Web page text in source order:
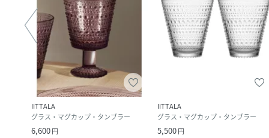
IITTALA
グラス・マグカップ・タンブラー
6,600円
IITTALA
グラス・マグカップ・タンブラー
5,500円